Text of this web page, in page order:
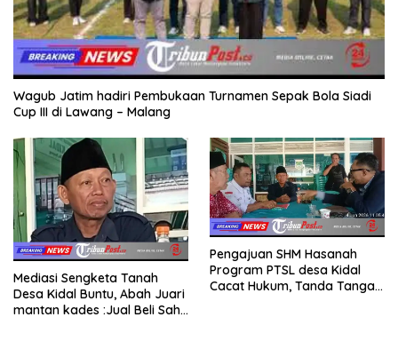
Wagub Jatim hadiri Pembukaan Turnamen Sepak Bola Siadi
Cup III di Lawang – Malang
Mediasi Sengketa Tanah
Desa Kidal Buntu, Abah Juari
mantan kades :Jual Beli Sah,
Pengajuan SHM Hasanah
Program PTSL desa Kidal
Cacat Hukum, Tanda Tangan